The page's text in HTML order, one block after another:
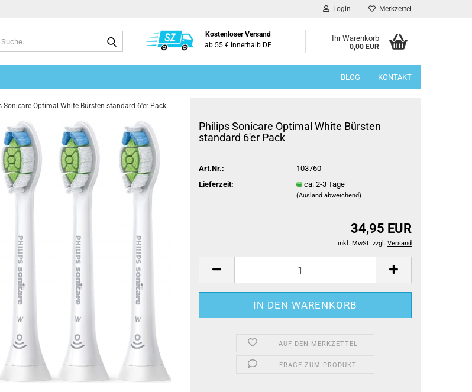
Login Merkzettel
Kostenloser Versand
ab 55 € innerhalb DE
Ihr Warenkorb
0,00 EUR
BLOG KONTAKT
Sonicare Optimal White Bürsten standard 6'er Pack
Philips Sonicare Optimal White Bürsten
standard 6'er Pack
Art.Nr.:
103760
Lieferzeit:
ca. 2-3 Tage
(Ausland abweichend)
34,95 EUR
inkl. MwSt. zzgl. Versand
AUF DEN MERKZETTEL
FRAGE ZUM PRODUKT